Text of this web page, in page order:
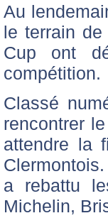
Au
le terrain
Cup ont
compétition.
Classé
rencontrer
attendre la
a rebattu
Michelin,